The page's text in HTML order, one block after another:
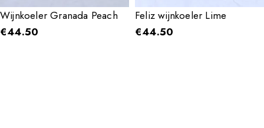
Wijnkoeler Granada Peach
€44.50
Feliz wijnkoeler Lime
€44.50